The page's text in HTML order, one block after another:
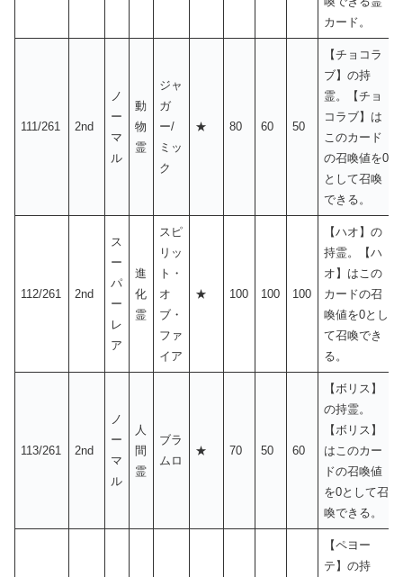
カード。
111/261 2nd
ノ
ー
マ
ル
動
物
霊
ジャ
ガ
ー/
ミッ
ク
★ 80 60 50
【チョコラ
ブ】の持
霊。【チョ
コラブ】は
このカード
の召喚値を0
として召喚
できる。
112/261 2nd
ス
ー
パ
ー
レ
ア
進
化
霊
スピ
リッ
ト・
オ
ブ・
ファ
イア
★ 100 100 100
【ハオ】の
持霊。【ハ
オ】はこの
カードの召
喚値を0とし
て召喚でき
る。
113/261 2nd
ノ
ー
マ
ル
人
間
霊
ブラ
ムロ
★ 70 50 60
【ボリス】
の持霊。
【ボリス】
はこのカー
ドの召喚値
を0として召
喚できる。
【ペヨー
テ】の持